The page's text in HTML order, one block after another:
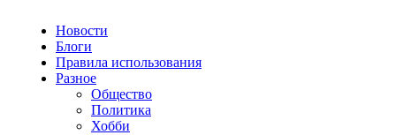
Новости
Блоги
Правила использования
Разное
Общество
Политика
Хобби